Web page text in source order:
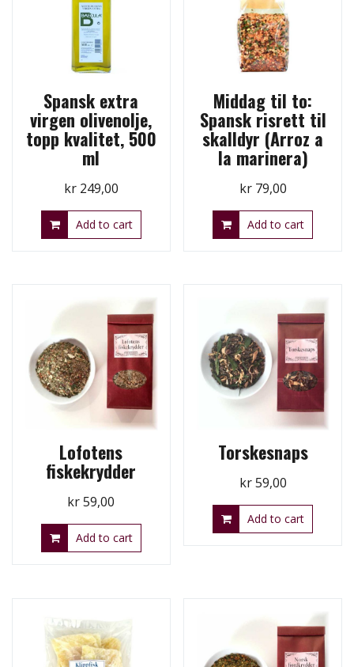
Spansk extra
virgen olivenolje,
topp kvalitet, 500
ml
kr249,00
Add to cart
Middag til to:
Spansk risrett til
skalldyr (Arroz a
la marinera)
kr79,00
Add to cart
Lofotens
fiskekrydder
kr59,00
Add to cart
Torskesnaps
kr59,00
Add to cart